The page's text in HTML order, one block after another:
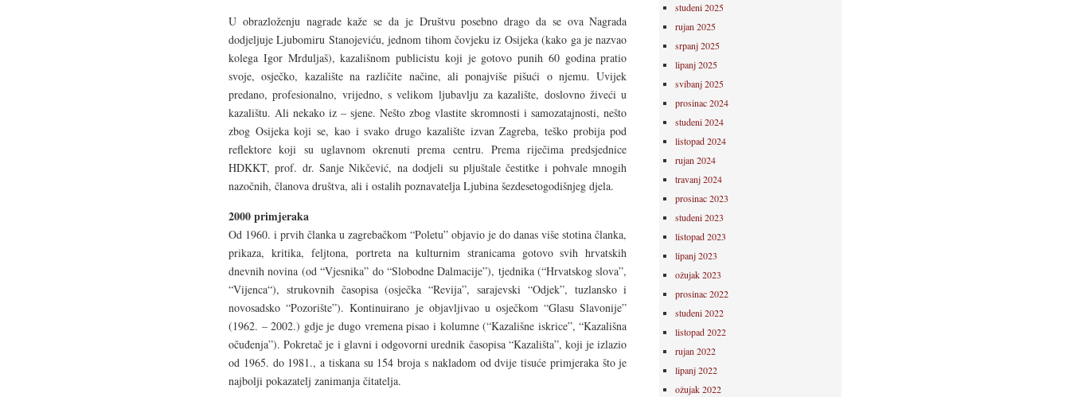
U obrazloženju nagrade kaže se da je Društvu posebno drago da se ova Nagrada
dodjeljuje Ljubomiru Stanojeviću, jednom tihom čovjeku iz Osijeka (kako ga je nazvao
kolega Igor Mrduljaš), kazališnom publicistu koji je gotovo punih 60 godina pratio
svoje, osječko, kazalište na različite načine, ali ponajviše pišući o njemu. Uvijek
predano, profesionalno, vrijedno, s velikom ljubavlju za kazalište, doslovno živeći u
kazalištu. Ali nekako iz – sjene. Nešto zbog vlastite skromnosti i samozatajnosti, nešto
zbog Osijeka koji se, kao i svako drugo kazalište izvan Zagreba, teško probija pod
reflektore koji su uglavnom okrenuti prema centru. Prema riječima predsjednice
HDKKT, prof. dr. Sanje Nikčević, na dodjeli su pljuštale čestitke i pohvale mnogih
nazočnih, članova društva, ali i ostalih poznavatelja Ljubina šezdesetogodišnjeg djela.
2000 primjeraka
Od 1960. i prvih članka u zagrebačkom “Poletu” objavio je do danas više stotina članka,
prikaza, kritika, feljtona, portreta na kulturnim stranicama gotovo svih hrvatskih
dnevnih novina (od “Vjesnika” do “Slobodne Dalmacije”), tjednika (“Hrvatskog slova”,
“Vijenca“), strukovnih časopisa (osječka “Revija”, sarajevski “Odjek”, tuzlansko i
novosadsko “Pozorište”). Kontinuirano je objavljivao u osječkom “Glasu Slavonije”
(1962. – 2002.) gdje je dugo vremena pisao i kolumne (“Kazališne iskrice”, “Kazališna
očuđenja”). Pokretač je i glavni i odgovorni urednik časopisa “Kazališta”, koji je izlazio
od 1965. do 1981., a tiskana su 154 broja s nakladom od dvije tisuće primjeraka što je
najbolji pokazatelj zanimanja čitatelja.
studeni 2025
rujan 2025
srpanj 2025
lipanj 2025
svibanj 2025
prosinac 2024
studeni 2024
listopad 2024
rujan 2024
travanj 2024
prosinac 2023
studeni 2023
listopad 2023
lipanj 2023
ožujak 2023
prosinac 2022
studeni 2022
listopad 2022
rujan 2022
lipanj 2022
ožujak 2022